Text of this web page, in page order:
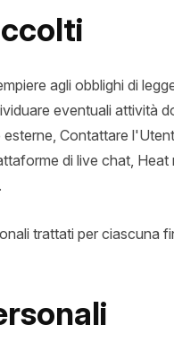
agli obblighi di
eventuali attività
Contattare
di live chat, Heat
trattati per ciascuna